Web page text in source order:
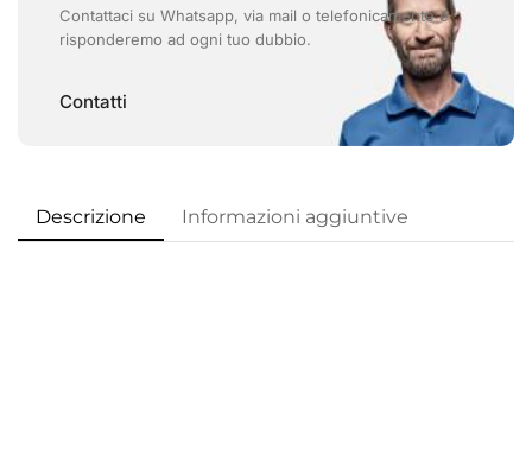
Contattaci su Whatsapp, via mail o telefonicamente e
risponderemo ad ogni tuo dubbio.
Contatti
Descrizione Informazioni aggiuntive